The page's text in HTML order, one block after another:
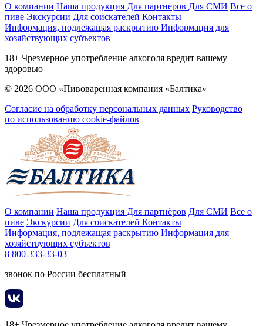
О компании Наша продукция Для партнеров Для СМИ Все о
пиве Экскурсии Для соискателей Контакты
Информация, подлежащая раскрытию Информация для
хозяйствующих субъектов
18+ Чрезмерное употребление алкоголя вредит вашему
здоровью
© 2026 ООО «Пивоваренная компания «Балтика»
Согласие на обработку персональных данных Руководство
по использованию cookie-файлов
О компании Наша продукция Для партнёров Для СМИ Все о
пиве Экскурсии Для соискателей Контакты
Информация, подлежащая раскрытию Информация для
хозяйствующих субъектов
8 800 333-33-03
звонок по России бесплатный